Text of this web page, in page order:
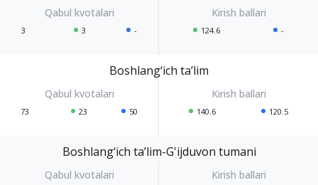
3 3 - 124.6 -
Boshlang‘ich ta’lim
73 23 50 140.6 120.5
Boshlang‘ich ta’lim-G'ijduvon tumani